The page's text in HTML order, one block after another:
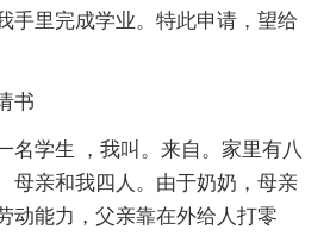
手里完成学业。特此申请，望给
书
名学生 ，我叫。来自。家里有八
母亲和我四人。由于奶奶，母亲
动能力，父亲靠在外给人打零